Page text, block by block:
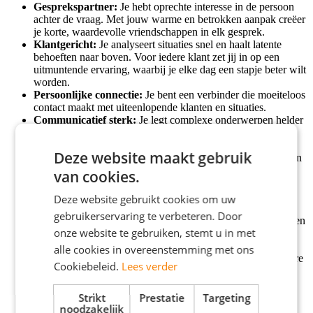
Gesprekspartner: Je hebt oprechte interesse in de persoon
achter de vraag. Met jouw warme en betrokken aanpak creëer
je korte, waardevolle vriendschappen in elk gesprek.
Klantgericht: Je analyseert situaties snel en haalt latente
behoeften naar boven. Voor iedere klant zet jij in op een
uitmuntende ervaring, waarbij je elke dag een stapje beter wilt
worden.
Persoonlijke connectie: Je bent een verbinder die moeiteloos
contact maakt met uiteenlopende klanten en situaties.
Communicatief sterk: Je legt complexe onderwerpen helder
Coachend:Je kent de balans tussen informeren en adviseren
en past dit effectief toe om klanten echt verder te helpen.
Geduldig en overzichtelijk:
overzicht bewaren en weet je prioriteiten te stellen.
Ondernemend en georganiseerd:
plannen en uitvoeren van activiteiten die klanten inspireren en
ondersteunen, van workshops tot persoonlijke
adviesgesprekken.
: Je werkt soepel samen met collega’s van andere
adviesteams en servicepunten om klanten de best mogelijke
ervaring te bieden.
Deze website maakt gebruik
van cookies.
Deze website gebruikt cookies om uw
gebruikerservaring te verbeteren. Door
onze website te gebruiken, stemt u in met
alle cookies in overeenstemming met ons
Cookiebeleid. Lees verder
Strikt
noodzakelijk
Prestatie Targeting